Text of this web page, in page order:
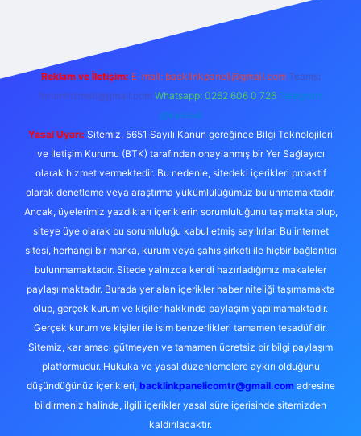
Reklam ve İletişim: E-mail: backlinkpaneli@gmail.com Teams:
forumhizmeti@gmail.com Whatsapp: 0262 606 0 726 Telegram:
@karabul
Yasal Uyarı: Sitemiz, 5651 Sayılı Kanun gereğince Bilgi Teknolojileri
ve İletişim Kurumu (BTK) tarafından onaylanmış bir Yer Sağlayıcı
olarak hizmet vermektedir. Bu nedenle, sitedeki içerikleri proaktif
olarak denetleme veya araştırma yükümlülüğümüz bulunmamaktadır.
Ancak, üyelerimiz yazdıkları içeriklerin sorumluluğunu taşımakta olup,
siteye üye olarak bu sorumluluğu kabul etmiş sayılırlar. Bu internet
sitesi, herhangi bir marka, kurum veya şahıs şirketi ile hiçbir bağlantısı
bulunmamaktadır. Sitede yalnızca kendi hazırladığımız makaleler
paylaşılmaktadır. Burada yer alan içerikler haber niteliği taşımamakta
olup, gerçek kurum ve kişiler hakkında paylaşım yapılmamaktadır.
Gerçek kurum ve kişiler ile isim benzerlikleri tamamen tesadüfidir.
Sitemiz, kar amacı gütmeyen ve tamamen ücretsiz bir bilgi paylaşım
platformudur. Hukuka ve yasal düzenlemelere aykırı olduğunu
düşündüğünüz içerikleri, backlinkpanelicomtr@gmail.comadresine
bildirmeniz halinde, ilgili içerikler yasal süre içerisinde sitemizden
kaldırılacaktır.